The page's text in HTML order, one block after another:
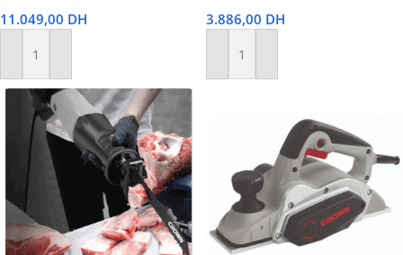
11.049,00 DH
Ajouter Au Panier
3.886,00 DH
Ajouter Au Panier